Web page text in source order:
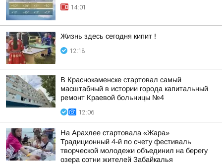
14:01
Жизнь здесь сегодня кипит !
12:18
В Краснокаменске стартовал самый
масштабный в истории города капитальный
ремонт Краевой больницы №4
12:06
На Арахлее стартовала «Жара»
Традиционный 4-й по счету фестиваль
творческой молодежи объединил на берегу
озера сотни жителей Забайкалья